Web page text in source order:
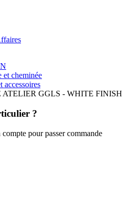
et cheminée
accessoires
GGLS - WHITE FINISH
?
pour passer commande